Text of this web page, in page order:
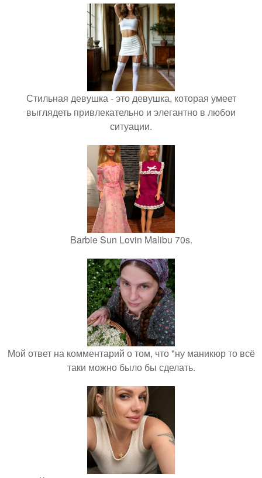
Стильная девушка - это девушка, которая умеет
выглядеть привлекательно и элегантно в любои
ситуации.
Barbie Sun Lovin Malibu 70s.
Мой ответ на комментарий о том, что "ну маникюр то всё
таки можно было бы сделать.